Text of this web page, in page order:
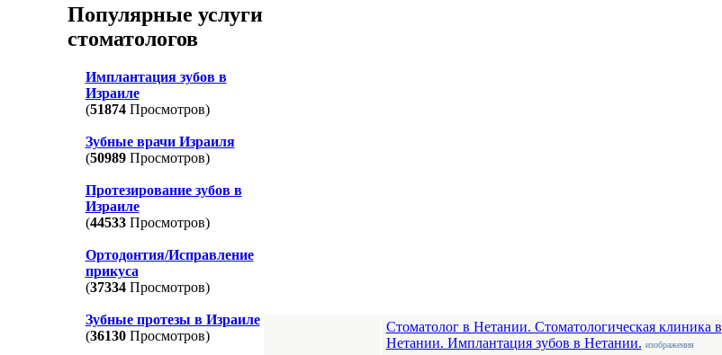
Популярные услуги
стоматологов
Имплантация зубов в
Израиле
(51874Просмотров)
Зубные врачи Израиля
(50989Просмотров)
Протезирование зубов в
Израиле
(44533Просмотров)
Ортодонтия/Исправление
прикуса
(37334Просмотров)
Зубные протезы в Израиле
(36130Просмотров)
Стоматолог в Нетании. Стоматологическая клиника в
Нетании. Имплантация зубов в Нетании. изображения